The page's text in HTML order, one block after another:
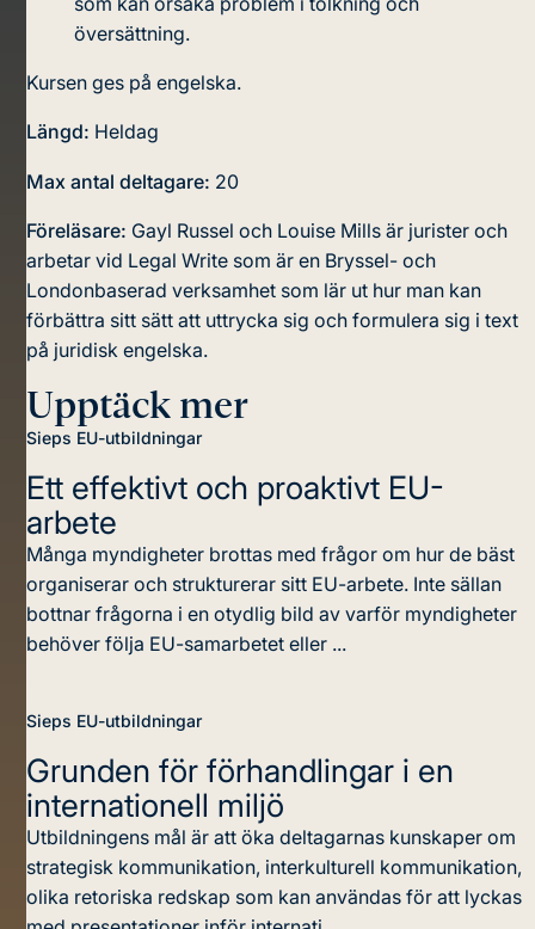
översättning.
Kursen ges på engelska.
Längd: Heldag
Max antal deltagare: 20
Föreläsare: Gayl Russel och Louise Mills är jurister och
arbetar vid Legal Write som är en Bryssel- och
Londonbaserad verksamhet som lär ut hur man kan
förbättra sitt sätt att uttrycka sig och formulera sig i text
på juridisk engelska.
Upptäck mer
Sieps EU-utbildningar
Ett effektivt och proaktivt EU-
arbete
Många myndigheter brottas med frågor om hur de bäst
organiserar och strukturerar sitt EU-arbete. Inte sällan
bottnar frågorna i en otydlig bild av varför myndigheter
behöver följa EU-samarbetet eller ...
Sieps EU-utbildningar
Grunden för förhandlingar i en
internationell miljö
Utbildningens mål är att öka deltagarnas kunskaper om
strategisk kommunikation, interkulturell kommunikation,
olika retoriska redskap som kan användas för att lyckas